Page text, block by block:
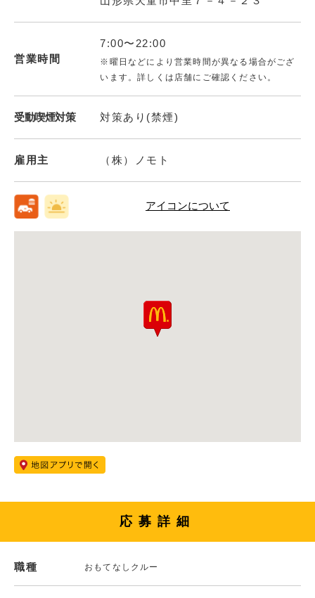
営業時間
7:00〜22:00
※曜日などにより営業時間が異なる場合がござ
います。詳しくは店舗にご確認ください。
受動喫煙対策 対策あり(禁煙)
雇用主 （株）ノモト
アイコンについて
応募詳細
職種 おもてなしクルー